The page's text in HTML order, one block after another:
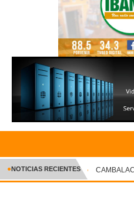
INICIO
CRÓNICA
●NOTICIAS RECIENTES